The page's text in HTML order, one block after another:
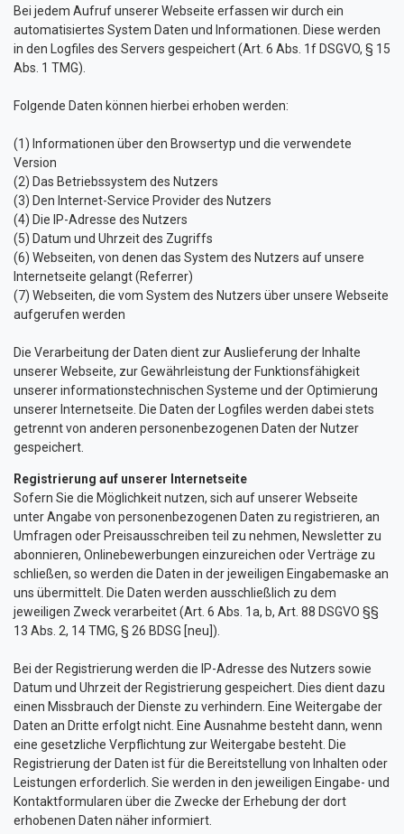
Bei jedem Aufruf unserer Webseite erfassen wir durch ein
automatisiertes System Daten und Informationen. Diese werden
in den Logfiles des Servers gespeichert (Art. 6 Abs. 1f DSGVO, § 15
Abs. 1 TMG).
Folgende Daten können hierbei erhoben werden:
(1) Informationen über den Browsertyp und die verwendete
Version
(2) Das Betriebssystem des Nutzers
(3) Den Internet-Service Provider des Nutzers
(4) Die IP-Adresse des Nutzers
(5) Datum und Uhrzeit des Zugriffs
(6) Webseiten, von denen das System des Nutzers auf unsere
Internetseite gelangt (Referrer)
(7) Webseiten, die vom System des Nutzers über unsere Webseite
aufgerufen werden
Die Verarbeitung der Daten dient zur Auslieferung der Inhalte
unserer Webseite, zur Gewährleistung der Funktionsfähigkeit
unserer informationstechnischen Systeme und der Optimierung
unserer Internetseite. Die Daten der Logfiles werden dabei stets
getrennt von anderen personenbezogenen Daten der Nutzer
gespeichert.
Registrierung auf unserer Internetseite
Sofern Sie die Möglichkeit nutzen, sich auf unserer Webseite
unter Angabe von personenbezogenen Daten zu registrieren, an
Umfragen oder Preisausschreiben teil zu nehmen, Newsletter zu
abonnieren, Onlinebewerbungen einzureichen oder Verträge zu
schließen, so werden die Daten in der jeweiligen Eingabemaske an
uns übermittelt. Die Daten werden ausschließlich zu dem
jeweiligen Zweck verarbeitet (Art. 6 Abs. 1a, b, Art. 88 DSGVO §§
13 Abs. 2, 14 TMG, § 26 BDSG [neu]).
Bei der Registrierung werden die IP-Adresse des Nutzers sowie
Datum und Uhrzeit der Registrierung gespeichert. Dies dient dazu
einen Missbrauch der Dienste zu verhindern. Eine Weitergabe der
Daten an Dritte erfolgt nicht. Eine Ausnahme besteht dann, wenn
eine gesetzliche Verpflichtung zur Weitergabe besteht. Die
Registrierung der Daten ist für die Bereitstellung von Inhalten oder
Leistungen erforderlich. Sie werden in den jeweiligen Eingabe- und
Kontaktformularen über die Zwecke der Erhebung der dort
erhobenen Daten näher informiert.